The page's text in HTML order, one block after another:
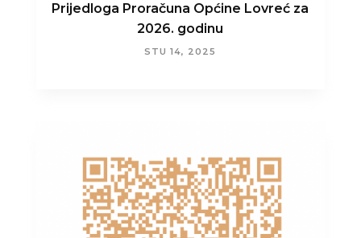
Prijedloga Proračuna Općine Lovreć za
2026. godinu
STU 14, 2025